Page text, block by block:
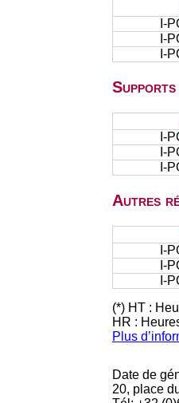
I-
I-
I-
Supports
I-
I-
I-
Autres
I-
I-
I-
(*) HT :
HR :
Plus
Date de
20, place